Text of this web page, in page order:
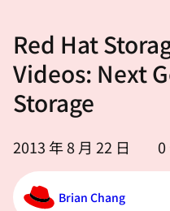
Red Hat
Videos: Next
Storage
2013 年 8 月 22 日 0
Brian Chang